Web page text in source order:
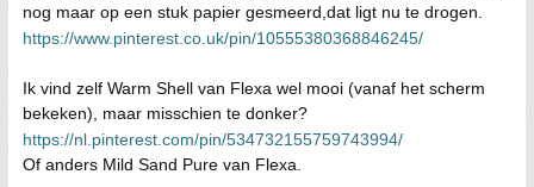
nog maar op een stuk papier gesmeerd,dat ligt nu te drogen.
https://www.pinterest.co.uk/pin/10555380368846245/
Ik vind zelf Warm Shell van Flexa wel mooi (vanaf het scherm
bekeken), maar misschien te donker?
https://nl.pinterest.com/pin/534732155759743994/
Of anders Mild Sand Pure van Flexa.